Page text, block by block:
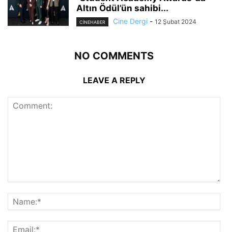
Altın Ödül’ün sahibi...
CINEHABER Cine Dergi - 12 Şubat 2024
NO COMMENTS
LEAVE A REPLY